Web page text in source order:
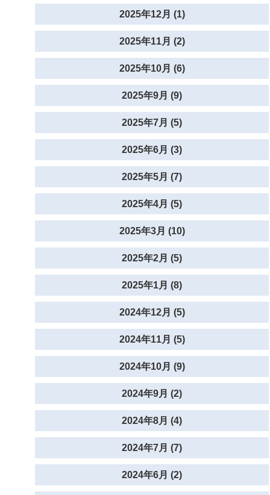
2025年12月 (1)
2025年11月 (2)
2025年10月 (6)
2025年9月 (9)
2025年7月 (5)
2025年6月 (3)
2025年5月 (7)
2025年4月 (5)
2025年3月 (10)
2025年2月 (5)
2025年1月 (8)
2024年12月 (5)
2024年11月 (5)
2024年10月 (9)
2024年9月 (2)
2024年8月 (4)
2024年7月 (7)
2024年6月 (2)